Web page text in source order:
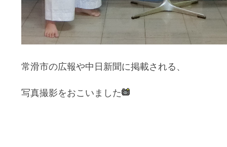
常滑市の広報や中日新聞に掲載される、
写真撮影をおこいました